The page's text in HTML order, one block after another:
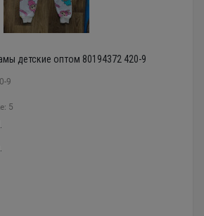
детские оптом 80194372 420-9
9
5